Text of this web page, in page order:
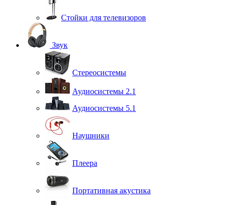
Стойки для телевизоров
Звук
Стереосистемы
Аудиосистемы 2.1
Аудиосистемы 5.1
Наушники
Плеера
Портативная акустика